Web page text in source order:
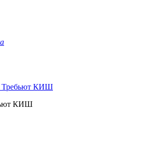
Требьют КИШ
КИШ